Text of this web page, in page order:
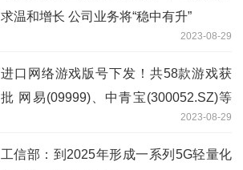
求温和增长 公司业务将“稳中有升”
2023-08-29
进口网络游戏版号下发！共58款游戏获
批 网易(09999)、中青宝(300052.SZ)等
2023-08-29
工信部：到2025年形成一系列5G轻量化